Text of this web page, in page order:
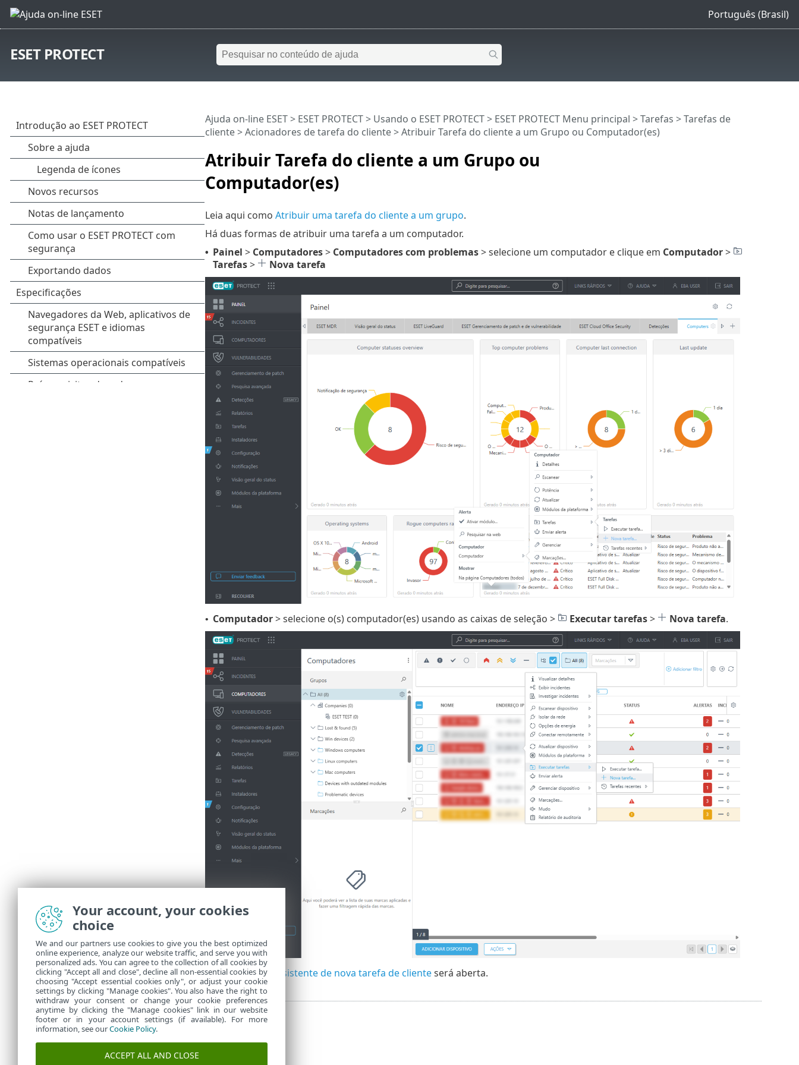
Português (Brasil)
ESET PROTECT
Atribuir Tarefa do cliente a um Grupo ou
Computador(es)
Ajuda on-line ESET> ESET PROTECT> Usando o ESET PROTECT> ESET PROTECT Menu principal >Tarefas >Tarefas de
cliente>Acionadores de tarefa do cliente> Atribuir Tarefa do cliente a um Grupo ou Computador(es)
Leia aqui como Atribuir uma tarefa do cliente a um grupo.
Há duas formas de atribuir uma tarefa a um computador.
• Painel > Computadores> Computadores com problemas> selecione um computador e clique em Computador>
Tarefas> Nova tarefa
• Computador> selecione o(s) computador(es) usando as caixas de seleção > Executar tarefas> Nova tarefa.
Uma janela de Assistente de nova tarefa de clienteserá aberta.
Your account, your cookies
choice
We and our partners use cookies to give you the best optimized
online experience, analyze our website traffic, and serve you with
personalized ads. You can agree to the collection of all cookies by
clicking "Accept all and close", decline all non-essential cookies by
choosing "Accept essential cookies only", or adjust your cookie
settings by clicking "Manage cookies". You also have the right to
withdraw your consent or change your cookie preferences
anytime by clicking the "Manage cookies" link in our website
footer or in your account settings (if available). For more
information, see ourCookie Policy.
ACCEPT ALL AND CLOSE